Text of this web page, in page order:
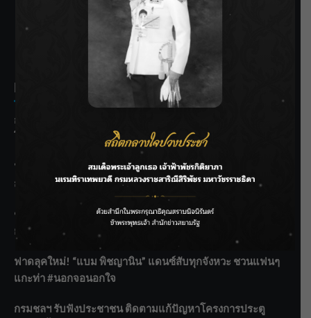
SIAMRATH VARIETY
THE BEST ENTERTAINMENT
Recent Posts
กรมประมงฟื้น “บ้านธารทอง” จากป่าเสื่อมโทรม สู่แหล่ง
โปรตีนยั่งยืนตามพระราชดำริ
“MARQUISE (มาร์คีส์) บุกตลาดโกลบอลต่อเนื่อง ส่งซิงเกิลที่
สอง “IRONIC” เปลี่ยนความเจ็บให้กลายเป็นการเอาคืน”
ชลประทานเชียงใหม่เร่งพร่องน้ำแม่น้ำปิง รับมวลน้ำเหนือ ย้ำ
ยังไม่ล้นตลิ่ง
ฟาดลุคใหม่! “แบม พิชญานิน” แดนซ์สับทุกจังหวะ ชวนแฟนๆ
แกะท่า #นอกจอนอกใจ
กรมชลฯ รับฟังประชาชน ติดตามแก้ปัญหาโครงการประตู